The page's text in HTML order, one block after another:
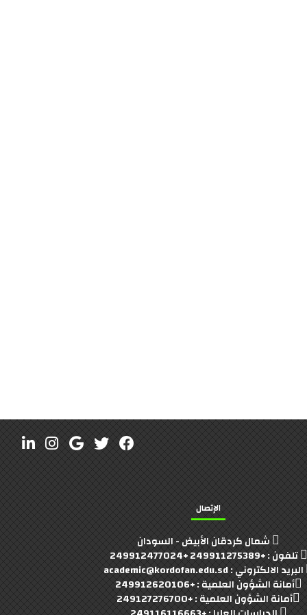
الإتصال
شمال كردقان الأبيض - السودان
تلفون : +249911275389 +249912477024
البريد الالكتروني : academic@kordofan.edu.sd
أمانة الشؤون العلمية : +249912620106
أمانة الشؤون العلمية : +249127276700